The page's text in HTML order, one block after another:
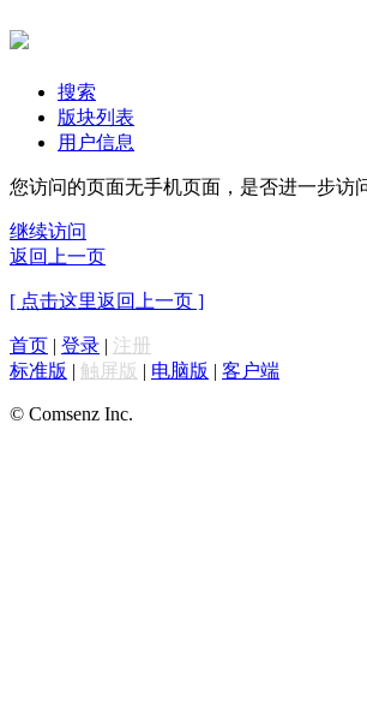
搜索
版块列表
用户信息
您访问的页面无手机页面，是否进一步访
继续访问
返回上一页
[ 点击这里返回上一页 ]
首页 | 登录 | 注册
标准版 | 触屏版 | 电脑版 | 客户端
© Comsenz Inc.